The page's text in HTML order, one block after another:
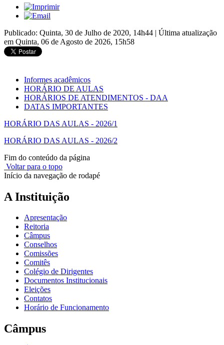
Publicado: Quinta, 30 de Julho de 2020, 14h44 | Última atualização
em Quinta, 06 de Agosto de 2026, 15h58
Informes acadêmicos
HORÁRIO DE AULAS
HORÁRIOS DE ATENDIMENTOS - DAA
DATAS IMPORTANTES
HORÁRIO DAS AULAS - 2026/1
HORÁRIO DAS AULAS - 2026/2
Fim do conteúdo da página
Voltar para o topo
Início da navegação de rodapé
A Instituição
Apresentação
Reitoria
Câmpus
Conselhos
Comissões
Comitês
Colégio de Dirigentes
Documentos Institucionais
Eleições
Contatos
Horário de Funcionamento
Câmpus